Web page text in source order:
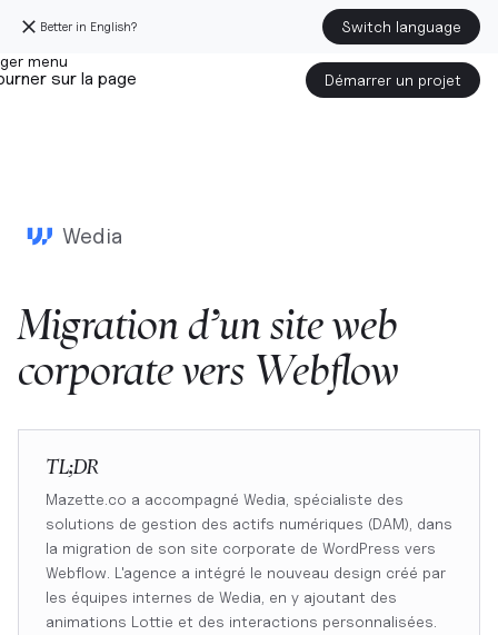
Better in English? Switch language
sur la page Démarrer un projet
Wedia
Migrationd’unsiteweb
corporatevers Webflow
TL;DR
Mazette.co a accompagné Wedia, spécialiste des
solutions de gestion des actifs numériques (DAM), dans
la migration de son site corporate de WordPress vers
Webflow. L'agence a intégré le nouveau design créé par
les équipes internes de Wedia, en y ajoutant des
animations Lottie et des interactions personnalisées.